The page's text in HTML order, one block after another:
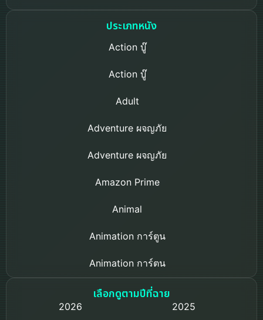
ประเภทหนัง
Action บู๊
Action บู๊
Adult
Adventure ผจญภัย
Adventure ผจญภัย
Amazon Prime
Animal
Animation การ์ตูน
Animation การ์ตูน
Based on a True Story เรื่องจริง
เลือกดูตามปีที่ฉาย
2026
2025